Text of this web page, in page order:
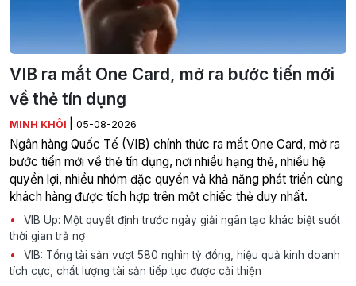
VIB ra mắt One Card, mở ra bước tiến mới
về thẻ tín dụng
MINH KHÔI 05-08-2026
Ngân hàng Quốc Tế (VIB) chính thức ra mắt One Card, mở ra
bước tiến mới về thẻ tín dụng, nơi nhiều hạng thẻ, nhiều hệ
quyền lợi, nhiều nhóm đặc quyền và khả năng phát triển cùng
khách hàng được tích hợp trên một chiếc thẻ duy nhất.
VIB Up: Một quyết định trước ngày giải ngân tạo khác biệt suốt
thời gian trả nợ
VIB: Tổng tài sản vượt 580 nghìn tỷ đồng, hiệu quả kinh doanh
tích cực, chất lượng tài sản tiếp tục được cải thiện